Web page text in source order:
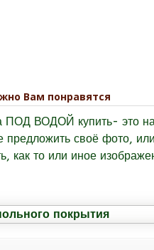
Вам понравятся
ПОД ВОДОЙ купить- это
предложить своё фото,
как то или иное
покрытия